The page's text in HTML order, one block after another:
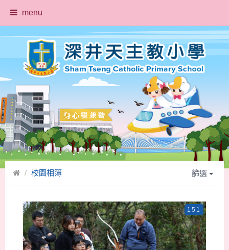
menu
校園相簿 篩選
151